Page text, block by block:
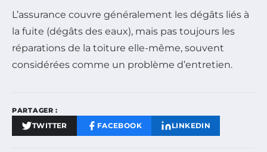
L’assurance couvre généralement les dégâts liés à
la fuite (dégâts des eaux), mais pas toujours les
réparations de la toiture elle-même, souvent
considérées comme un problème d’entretien.
PARTAGER :
TWITTER FACEBOOK LINKEDIN